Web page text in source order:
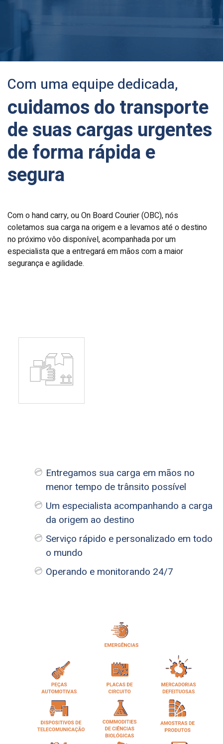
Com uma equipe dedicada,
cuidamos do transporte
de suas cargas urgentes
de forma rápida e
segura
Com o hand carry, ou On Board Courier (OBC), nós
coletamos sua carga na origem e a levamos até o destino
no próximo vôo disponível, acompanhada por um
especialista que a entregará em mãos com a maior
segurança e agilidade.
Entregamos sua carga em mãos no
menor tempo de trânsito possível
Um especialista acompanhando a carga
da origem ao destino
Serviço rápido e personalizado em todo
o mundo
Operando e monitorando 24/7